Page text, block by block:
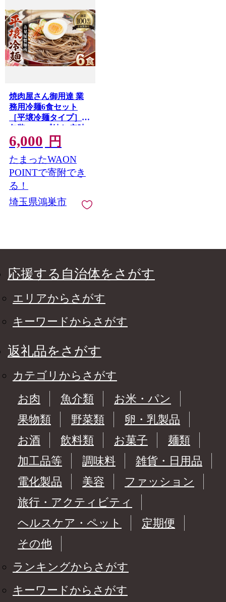
焼肉屋さん御用達 業
務用冷麺6食セット
［平壌冷麺タイプ］個
包装 スープ付き 辛味
の素付き 常温保存3ヶ
月 ／ 冷麺セット 6食
個包装 手軽 時短 簡単
調理 セット 大容量 夏
自宅 ランチ 昼ごはん
冷やし麺 定番 麺 めん
麺類 本格麺 No.628
6,000 円
たまったWAON
POINTで寄附でき
る！
埼玉県鴻巣市
応援する自治体をさがす
エリアからさがす
キーワードからさがす
返礼品をさがす
カテゴリからさがす
お肉
魚介類
お米・パン
果物類
野菜類
卵・乳製品
お酒
飲料類 お菓子
麺類
加工品等
調味料
雑貨・日用品
電化製品
美容
ファッション
旅行・アクティビティ
ヘルスケア・ペット
定期便
その他
ランキングからさがす
キーワードからさがす